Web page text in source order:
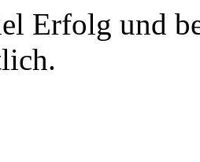
Erfolg und